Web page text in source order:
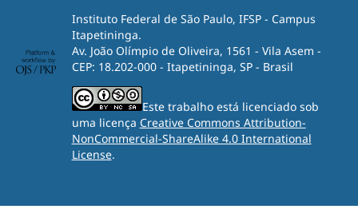
Instituto Federal de São Paulo, IFSP - Campus
Itapetininga.
Av. João Olímpio de Oliveira, 1561 - Vila Asem -
CEP: 18.202-000 - Itapetininga, SP - Brasil
Este trabalho está licenciado sob
uma licença Creative Commons Attribution-
NonCommercial-ShareAlike 4.0 International
License.